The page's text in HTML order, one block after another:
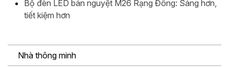
Bộ đèn LED bán nguyệt M26 Rạng Đông: Sáng hơn,
tiết kiệm hơn
Nhà thông minh